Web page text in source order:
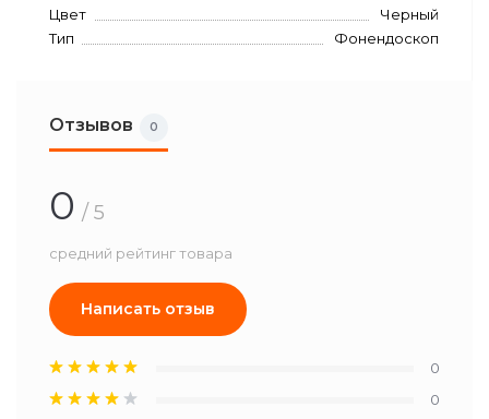
Цвет
Черный
Тип
Фонендоскоп
Отзывов 0
0 / 5
средний рейтинг товара
Написать отзыв
0
0